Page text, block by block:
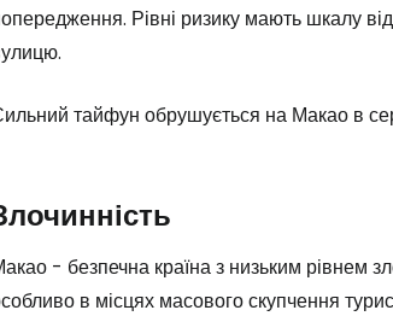
Рівні ризику мають шкалу
тайфун обрушується на Макао в
- безпечна країна з низьким рівнем
в місцях масового скупчення